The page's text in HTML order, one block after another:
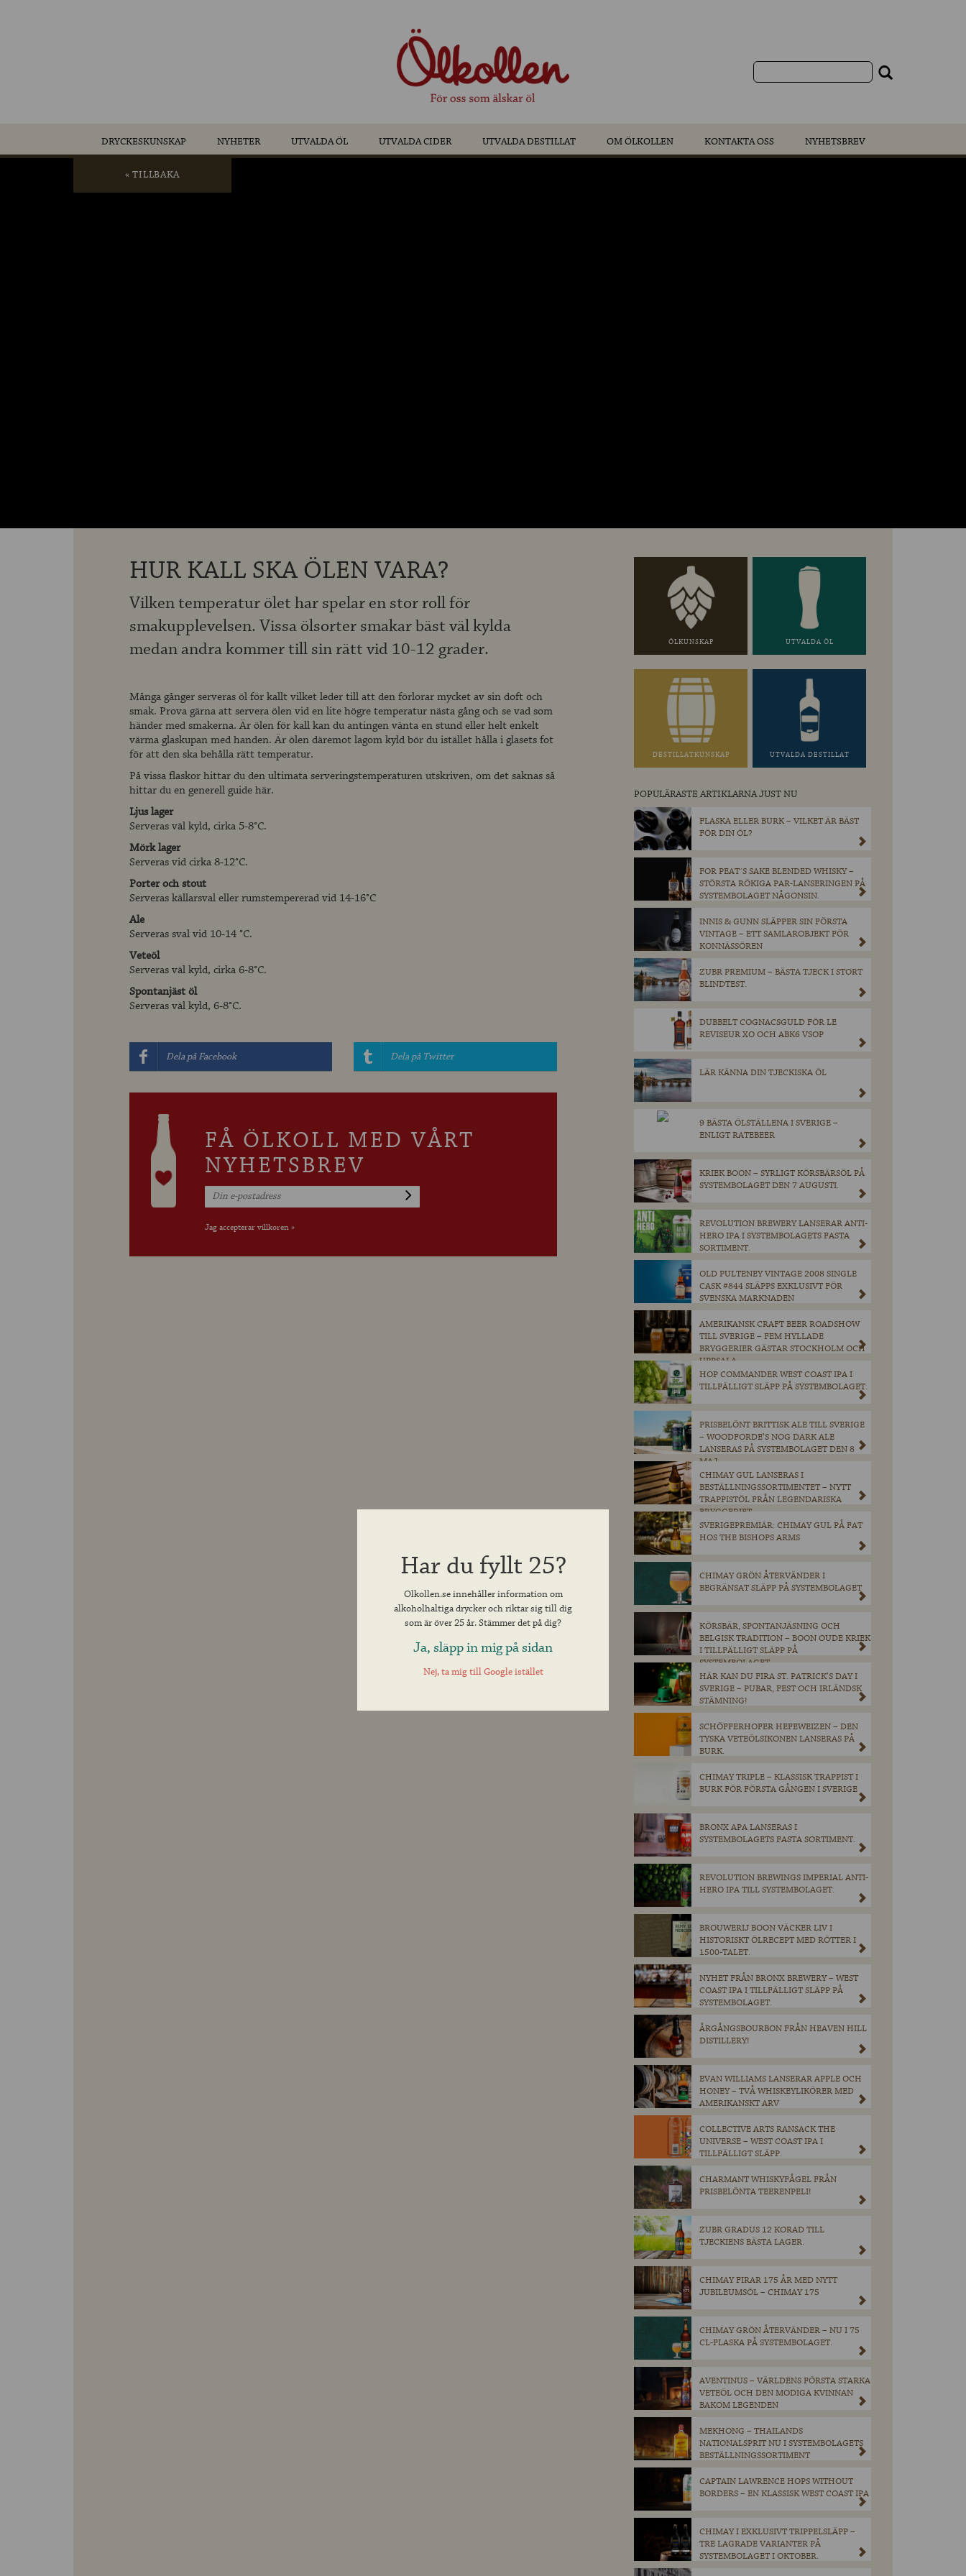
DRYCKESKUNSKAP NYHETER UTVALDA ÖL UTVALDA CIDER UTVALDA DESTILLAT OM ÖLKOLLEN KONTAKTA OSS NYHETSBREV
« TILLBAKA
HUR KALL SKA ÖLEN VARA?
Vilken temperatur ölet har spelar en stor roll för
smakupplevelsen. Vissa ölsorter smakar bäst väl kylda
medan andra kommer till sin rätt vid 10-12 grader.
Många gånger serveras öl för kallt vilket leder till att den förlorar mycket av sin doft och
smak. Prova gärna att servera ölen vid en lite högre temperatur nästa gång och se vad som
händer med smakerna. Är ölen för kall kan du antingen vänta en stund eller helt enkelt
värma glaskupan med handen. Är ölen däremot lagom kyld bör du istället hålla i glasets fot
för att den ska behålla rätt temperatur.
På vissa flaskor hittar du den ultimata serveringstemperaturen utskriven, om det saknas så
hittar du en generell guide här.
Ljus lager
Serveras väl kyld, cirka 5-8°C.
Mörk lager
Serveras vid cirka 8-12°C.
Porter och stout
Serveras källarsval eller rumstempererad vid 14-16°C
Ale
Serveras sval vid 10-14 °C.
Veteöl
Serveras väl kyld, cirka 6-8°C.
Spontanjäst öl
Serveras väl kyld, 6-8°C.
Dela på Facebook Dela på Twitter
FÅ ÖLKOLL MED VÅRT
NYHETSBREV
Jag accepterar villkoren »
ÖLKUNSKAP UTVALDA ÖL
DESTILLATKUNSKAP UTVALDA DESTILLAT
POPULÄRASTE ARTIKLARNA JUST NU
FLASKA ELLER BURK – VILKET ÄR BÄST
FÖR DIN ÖL?
FOR PEAT´S SAKE BLENDED WHISKY –
STÖRSTA RÖKIGA PAR-LANSERINGEN PÅ
SYSTEMBOLAGET NÅGONSIN.
INNIS & GUNN SLÄPPER SIN FÖRSTA
VINTAGE – ETT SAMLAROBJEKT FÖR
KONNÄSSÖREN
ZUBR PREMIUM – BÄSTA TJECK I STORT
BLINDTEST.
DUBBELT COGNACSGULD FÖR LE
REVISEUR XO OCH ABK6 VSOP
LÄR KÄNNA DIN TJECKISKA ÖL
9 BÄSTA ÖLSTÄLLENA I SVERIGE –
ENLIGT RATEBEER
KRIEK BOON – SYRLIGT KÖRSBÄRSÖL PÅ
SYSTEMBOLAGET DEN 7 AUGUSTI.
REVOLUTION BREWERY LANSERAR ANTI-
HERO IPA I SYSTEMBOLAGETS FASTA
SORTIMENT.
OLD PULTENEY VINTAGE 2008 SINGLE
CASK #844 SLÄPPS EXKLUSIVT FÖR
SVENSKA MARKNADEN
AMERIKANSK CRAFT BEER ROADSHOW
TILL SVERIGE – FEM HYLLADE
BRYGGERIER GÄSTAR STOCKHOLM OCH
UPPSALA
HOP COMMANDER WEST COAST IPA I
TILLFÄLLIGT SLÄPP PÅ SYSTEMBOLAGET.
PRISBELÖNT BRITTISK ALE TILL SVERIGE
– WOODFORDE’S NOG DARK ALE
LANSERAS PÅ SYSTEMBOLAGET DEN 8
MAJ.
CHIMAY GUL LANSERAS I
BESTÄLLNINGSSORTIMENTET – NYTT
TRAPPISTÖL FRÅN LEGENDARISKA
BRYGGERIET
SVERIGEPREMIÄR: CHIMAY GUL PÅ FAT
HOS THE BISHOPS ARMS
CHIMAY GRÖN ÅTERVÄNDER I
BEGRÄNSAT SLÄPP PÅ SYSTEMBOLAGET
KÖRSBÄR, SPONTANJÄSNING OCH
BELGISK TRADITION – BOON OUDE KRIEK
I TILLFÄLLIGT SLÄPP PÅ
SYSTEMBOLAGET.
HÄR KAN DU FIRA ST. PATRICK’S DAY I
SVERIGE – PUBAR, FEST OCH IRLÄNDSK
STÄMNING!
SCHÖFFERHOFER HEFEWEIZEN – DEN
TYSKA VETEÖLSIKONEN LANSERAS PÅ
BURK.
CHIMAY TRIPLE – KLASSISK TRAPPIST I
BURK FÖR FÖRSTA GÅNGEN I SVERIGE
BRONX APA LANSERAS I
SYSTEMBOLAGETS FASTA SORTIMENT.
REVOLUTION BREWINGS IMPERIAL ANTI-
HERO IPA TILL SYSTEMBOLAGET.
BROUWERIJ BOON VÄCKER LIV I
HISTORISKT ÖLRECEPT MED RÖTTER I
1500-TALET.
NYHET FRÅN BRONX BREWERY – WEST
COAST IPA I TILLFÄLLIGT SLÄPP PÅ
SYSTEMBOLAGET.
ÅRGÅNGSBOURBON FRÅN HEAVEN HILL
DISTILLERY!
EVAN WILLIAMS LANSERAR APPLE OCH
HONEY – TVÅ WHISKEYLIKÖRER MED
AMERIKANSKT ARV
COLLECTIVE ARTS RANSACK THE
UNIVERSE – WEST COAST IPA I
TILLFÄLLIGT SLÄPP.
CHARMANT WHISKYFÅGEL FRÅN
PRISBELÖNTA TEERENPELI!
ZUBR GRADUS 12 KORAD TILL
TJECKIENS BÄSTA LAGER.
CHIMAY FIRAR 175 ÅR MED NYTT
JUBILEUMSÖL – CHIMAY 175
CHIMAY GRÖN ÅTERVÄNDER – NU I 75
CL-FLASKA PÅ SYSTEMBOLAGET.
AVENTINUS – VÄRLDENS FÖRSTA STARKA
VETEÖL OCH DEN MODIGA KVINNAN
BAKOM LEGENDEN
MEKHONG – THAILANDS
NATIONALSPRIT NU I SYSTEMBOLAGETS
BESTÄLLNINGSSORTIMENT
CAPTAIN LAWRENCE HOPS WITHOUT
BORDERS – EN KLASSISK WEST COAST IPA
CHIMAY I EXKLUSIVT TRIPPELSLÄPP –
TRE LAGRADE VARIANTER PÅ
SYSTEMBOLAGET I OKTOBER.
Har du fyllt 25?
Olkollen.se innehåller information om
alkoholhaltiga drycker och riktar sig till dig
som är över 25 år. Stämmer det på dig?
Ja, släpp in mig på sidan
Nej, ta mig till Google istället